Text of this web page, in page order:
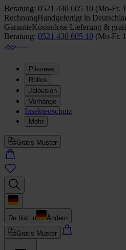
Beratung: 0521 430 605 10 (Mo-Fr.
RechnungHandgefertigt in
GarantieKostenlose Lieferung &
Beratung: 0521 430 605 10 (Mo-Fr.
Plissees
Rollos
Jalousien
Vorhänge
Insektenschutz
Mehr
Gratis Muster
Du bist in
Ändern
Gratis Muster